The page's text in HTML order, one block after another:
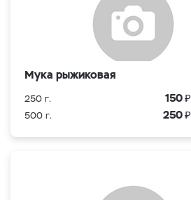
Мука рыжиковая
250 г. 150₽
500 г. 250₽